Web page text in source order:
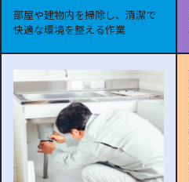
部屋や建物内を掃除し、清潔で
快適な環境を整える作業